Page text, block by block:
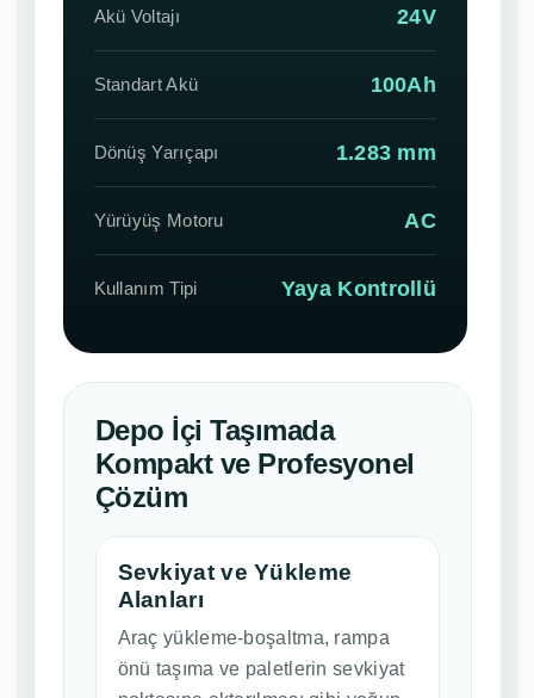
Akü Voltajı 24V
Standart Akü 100Ah
Dönüş Yarıçapı 1.283 mm
Yürüyüş Motoru AC
Kullanım Tipi Yaya Kontrollü
Depo İçi Taşımada
Kompakt ve Profesyonel
Çözüm
Sevkiyat ve Yükleme
Alanları
Araç yükleme-boşaltma, rampa
önü taşıma ve paletlerin sevkiyat